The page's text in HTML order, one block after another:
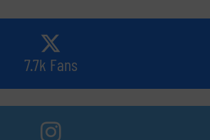
7.7k Fans